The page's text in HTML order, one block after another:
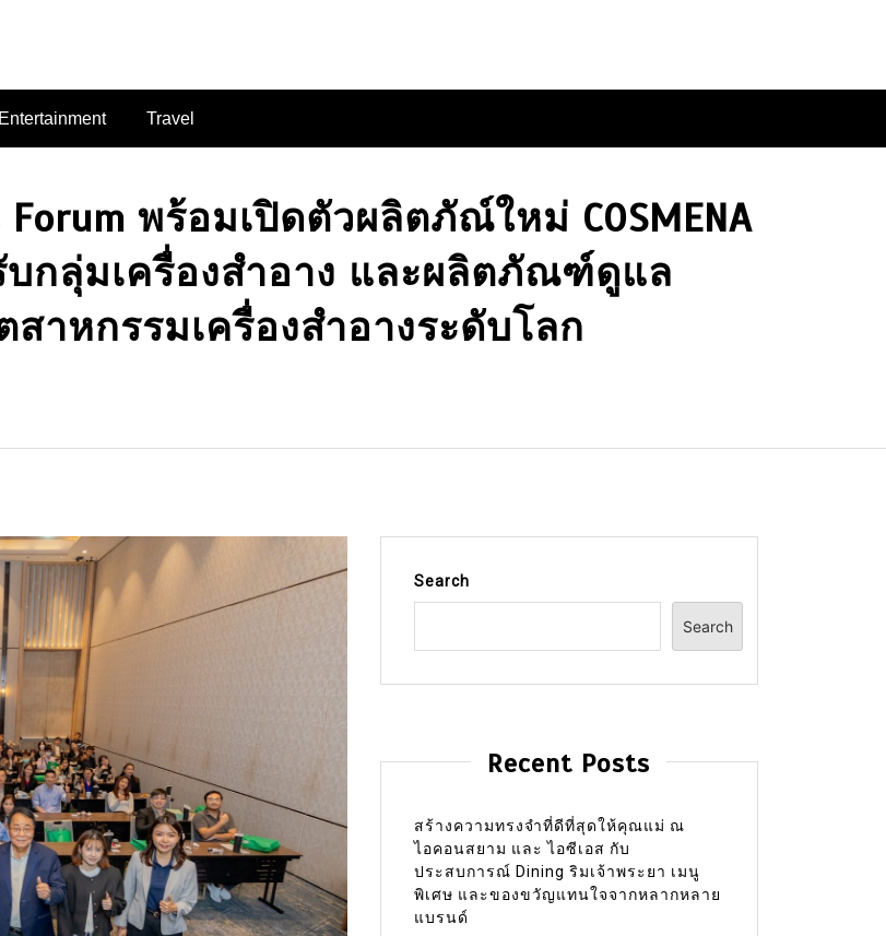
Entertainment Travel
Forum พร้อมเปิดตัวผลิตภัณ์ใหม่ COSMENA
บกลุ่มเครื่องสำอาง และผลิตภัณฑ์ดูแล
าหกรรมเครื่องสำอางระดับโลก
Search
Search
Recent Posts
สร้างความทรงจำที่ดีที่สุดให้คุณแม่ ณ
ไอคอนสยาม และ ไอซีเอส กับ
ประสบการณ์ Dining ริมเจ้าพระยา เมนู
พิเศษ และของขวัญแทนใจจากหลากหลาย
แบรนด์